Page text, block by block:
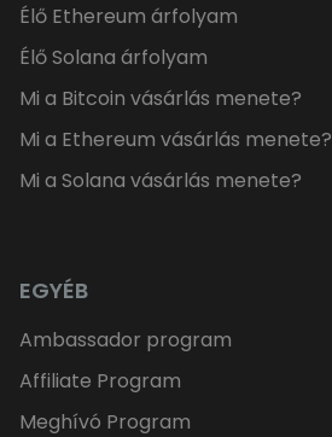
Élő Ethereum árfolyam
Élő Solana árfolyam
Mi a Bitcoin vásárlás menete?
Mi a Ethereum vásárlás menete?
Mi a Solana vásárlás menete?
EGYÉB
Ambassador program
Affiliate Program
Meghívó Program